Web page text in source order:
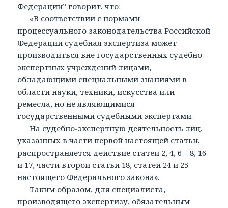
Федерации” говорит, что:
«В соответствии с нормами
процессуального законодательства Российской
Федерации судебная экспертиза может
производиться вне государственных судебно-
экспертных учреждений лицами,
обладающими специальными знаниями в
области науки, техники, искусства или
ремесла, но не являющимися
государственными судебными экспертами.
На судебно-экспертную деятельность лиц,
указанных в части первой настоящей статьи,
распространяется действие статей 2, 4, 6 – 8, 16
и 17, части второй статьи 18, статей 24 и 25
настоящего Федерального закона».
Таким образом, для специалиста,
производящего экспертизу, обязательным